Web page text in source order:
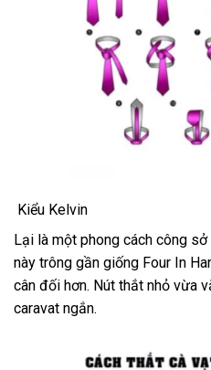
Kiểu Kelvin
Lại là một phong cách công
này trông gần giống Four In
cân đối hơn. Nút thắt nhỏ vừa
caravat ngắn.